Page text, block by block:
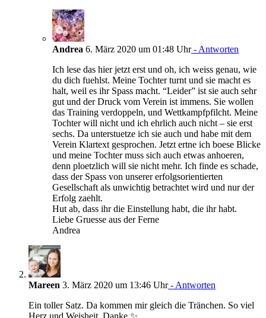
Andrea 6. März 2020 um 01:48 Uhr- Antworten
Ich lese das hier jetzt erst und oh, ich weiss genau, wie
du dich fuehlst. Meine Tochter turnt und sie macht es
halt, weil es ihr Spass macht. “Leider” ist sie auch sehr
gut und der Druck vom Verein ist immens. Sie wollen
das Training verdoppeln, und Wettkampfpfilcht. Meine
Tochter will nicht und ich ehrlich auch nicht – sie erst
sechs. Da unterstuetze ich sie auch und habe mit dem
Verein Klartext gesprochen. Jetzt ertne ich boese Blicke
und meine Tochter muss sich auch etwas anhoeren,
denn ploetzlich will sie nicht mehr. Ich finde es schade,
dass der Spass von unserer erfolgsorientierten
Gesellschaft als unwichtig betrachtet wird und nur der
Erfolg zaehlt.
Hut ab, dass ihr die Einstellung habt, die ihr habt.
Liebe Gruesse aus der Ferne
Andrea
Mareen 3. März 2020 um 13:46 Uhr- Antworten
Ein toller Satz. Da kommen mir gleich die Tränchen. So viel
Herz und Weisheit. Danke ✨